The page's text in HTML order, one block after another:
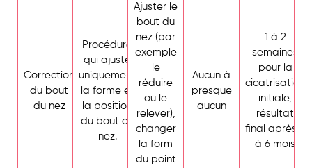
Correction
du bout
du nez
Procédure
qui ajuste
uniquement
la forme et
la position
du bout du
nez.
Ajuster le
bout du
nez (par
exemple
le
réduire
ou le
relever),
changer
la form
du point
Aucun à
presque
aucun
1 à 2
semaines
pour la
cicatrisation
initiale,
résultat
final après 3
à 6 mois